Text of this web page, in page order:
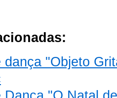
dança "Objeto